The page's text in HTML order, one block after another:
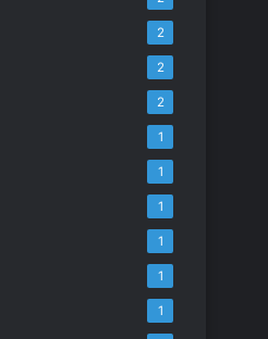
2
2
2
1
1
1
1
1
1